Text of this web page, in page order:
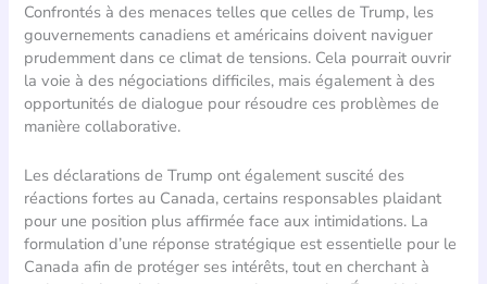
Confrontés à des menaces telles que celles de Trump, les
gouvernements canadiens et américains doivent naviguer
prudemment dans ce climat de tensions. Cela pourrait ouvrir
la voie à des négociations difficiles, mais également à des
opportunités de dialogue pour résoudre ces problèmes de
manière collaborative.
Les déclarations de Trump ont également suscité des
réactions fortes au Canada, certains responsables plaidant
pour une position plus affirmée face aux intimidations. La
formulation d’une réponse stratégique est essentielle pour le
Canada afin de protéger ses intérêts, tout en cherchant à